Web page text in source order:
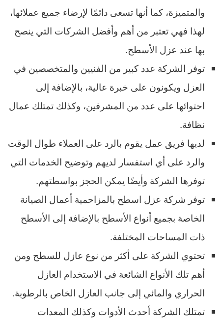
والمتميزة، كما أنها تسعى دائمًا لإرضاء جميع عملائها،
لهذا فهي تعتبر من أهم وأفضل الشركات التي ينصح
بها عند عزل الأسطح.
توفر الشركة عدد كبير من الفنيين والمتخصصين في
العزل ويكونون على خبرة عالية، بالإضافة إلى
احتوائها على عدد من المشرفين، وكذلك تمتلك عمال
نظافة.
لديها فريق عمل يقوم بالرد على العملاء طوال الوقت
والرد على أي استفسار لديهم وتوضيح الخدمات التي
توفرها الشركة وأيضًا يمكن الحجز بواسطتهم.
توفر شركة عزل اسطح بالمزاحمية أعمال الصيانة
الخاصة بجميع أنواع الأسطح بالإضافة إلى الأسطح
ذات المساحات المختلفة.
تحتوي الشركة على أكثر من نوع عازل للسطح ومن
أهم تلك الأنواع الشائعة في الاستخدام العازل
الحراري والمائي إلى جانب العازل الخاص بالرطوبة.
تمتلك الشركة أحدث الأدوات وكذلك المعدات